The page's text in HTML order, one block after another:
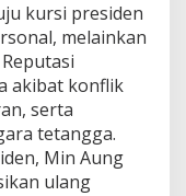
kursi presiden
melainkan
akibat konflik
serta
tetangga.
Min Aung
ulang